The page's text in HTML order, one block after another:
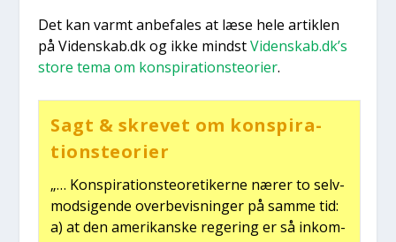
Det kan varmt anbe­fa­les at læse hele artik­len
på Videnskab.dk og ikke mindstVidenskab.dk’s
sto­re tema om kon­spira­tions­te­o­ri­er.
Sagt & skre­vet om kon­spira­
tions­te­o­ri­er
„… Kon­spira­tions­te­o­re­ti­ker­ne nærer to selv­
mod­si­gen­de over­be­vis­nin­ger på sam­me tid:
a) at den ame­ri­kan­ske rege­ring er så inkom­